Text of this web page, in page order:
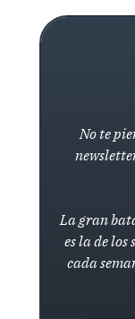
No te
La gran
es la de
cada